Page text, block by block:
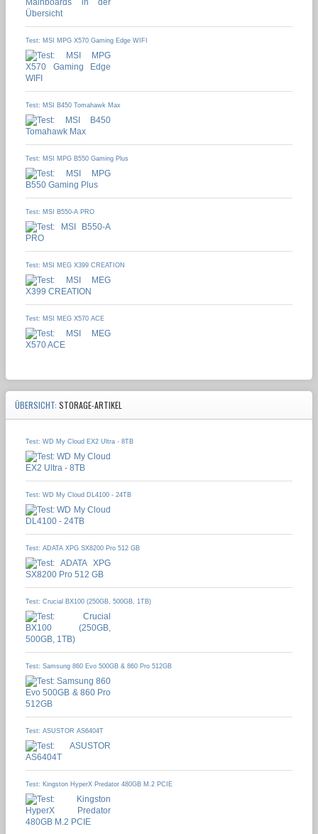
Test: MSI MPG X570 Gaming Edge WIFI
Test: MSI B450 Tomahawk Max
Test: MSI MPG B550 Gaming Plus
Test: MSI B550-A PRO
Test: MSI MEG X399 CREATION
Test: MSI MEG X570 ACE
ÜBERSICHT: STORAGE-ARTIKEL
Test: WD My Cloud EX2 Ultra - 8TB
Test: WD My Cloud DL4100 - 24TB
Test: ADATA XPG SX8200 Pro 512 GB
Test: Crucial BX100 (250GB, 500GB, 1TB)
Test: Samsung 860 Evo 500GB & 860 Pro 512GB
Test: ASUSTOR AS6404T
Test: Kingston HyperX Predator 480GB M.2 PCIE